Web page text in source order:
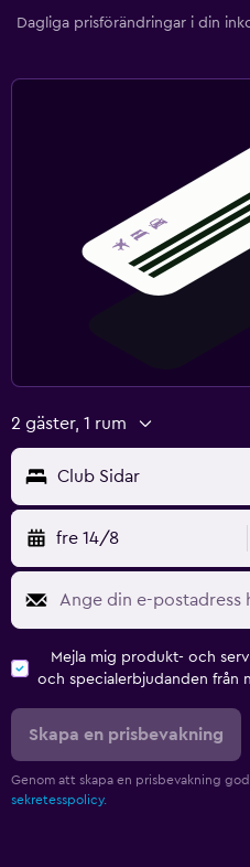
Dagliga prisförändringar i din
2 gäster, 1 rum
Club Sidar
fre 14/8
Mejla mig produkt- och
och specialerbjudanden från
Skapa en prisbevakning
Genom att skapa en prisbevakning
sekretesspolicy.